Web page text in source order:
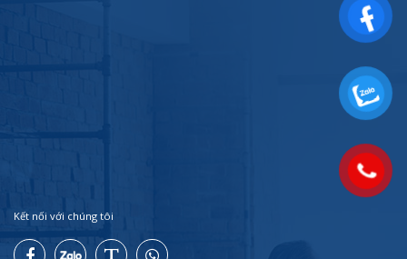
Kết nối với chúng tôi